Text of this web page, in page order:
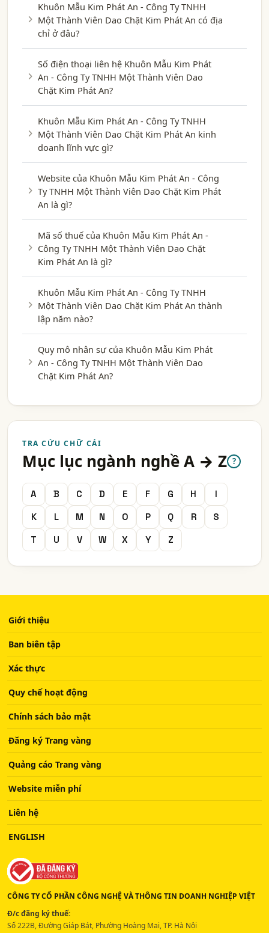
Khuôn Mẫu Kim Phát An - Công Ty TNHH
Một Thành Viên Dao Chặt Kim Phát An có địa
chỉ ở đâu?
Số điện thoại liên hệ Khuôn Mẫu Kim Phát
An - Công Ty TNHH Một Thành Viên Dao
Chặt Kim Phát An?
Khuôn Mẫu Kim Phát An - Công Ty TNHH
Một Thành Viên Dao Chặt Kim Phát An kinh
doanh lĩnh vực gì?
Website của Khuôn Mẫu Kim Phát An - Công
Ty TNHH Một Thành Viên Dao Chặt Kim Phát
An là gì?
Mã số thuế của Khuôn Mẫu Kim Phát An -
Công Ty TNHH Một Thành Viên Dao Chặt
Kim Phát An là gì?
Khuôn Mẫu Kim Phát An - Công Ty TNHH
Một Thành Viên Dao Chặt Kim Phát An thành
lập năm nào?
Quy mô nhân sự của Khuôn Mẫu Kim Phát
An - Công Ty TNHH Một Thành Viên Dao
Chặt Kim Phát An?
TRA CỨU CHỮ CÁI
Mục lục ngành nghề A → Z ?
A B C D E F G H
I
K
L M N O P Q R
S
T
U V W X Y Z
Giới thiệu
Ban biên tập
Xác thực
Quy chế hoạt động
Chính sách bảo mật
Đăng ký Trang vàng
Quảng cáo Trang vàng
Website miễn phí
Liên hệ
ENGLISH
CÔNG TY CỔ PHẦN CÔNG NGHỆ VÀ THÔNG TIN DOANH NGHIỆP VIỆT
Đ/c đăng ký thuế:
Số 222B, Đường Giáp Bát, Phường Hoàng Mai, TP. Hà Nội